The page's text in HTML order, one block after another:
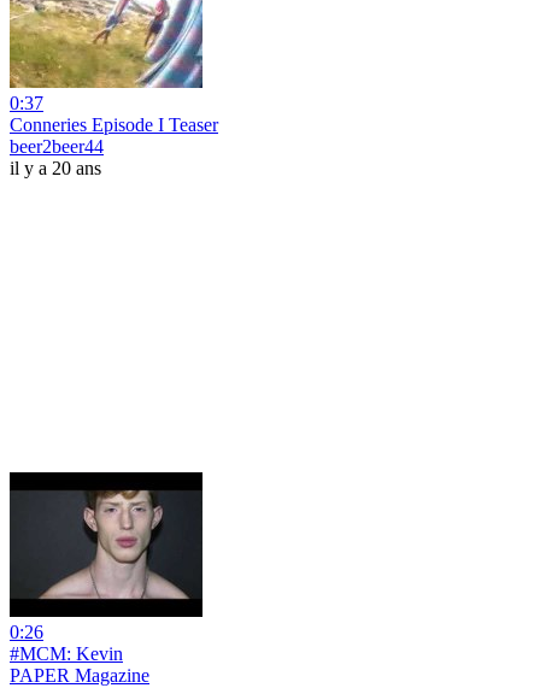
0:37
Conneries Episode I Teaser
beer2beer44
il y a 20 ans
0:26
#MCM: Kevin
PAPER Magazine